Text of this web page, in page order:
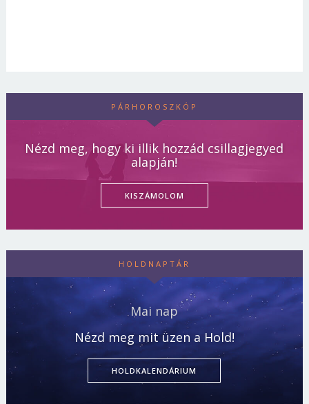
PÁRHOROSZKÓP
Nézd meg, hogy ki illik hozzád csillagjegyed
alapján!
KISZÁMOLOM
HOLDNAPTÁR
Mai nap
Nézd meg mit üzen a Hold!
HOLDKALENDÁRIUM